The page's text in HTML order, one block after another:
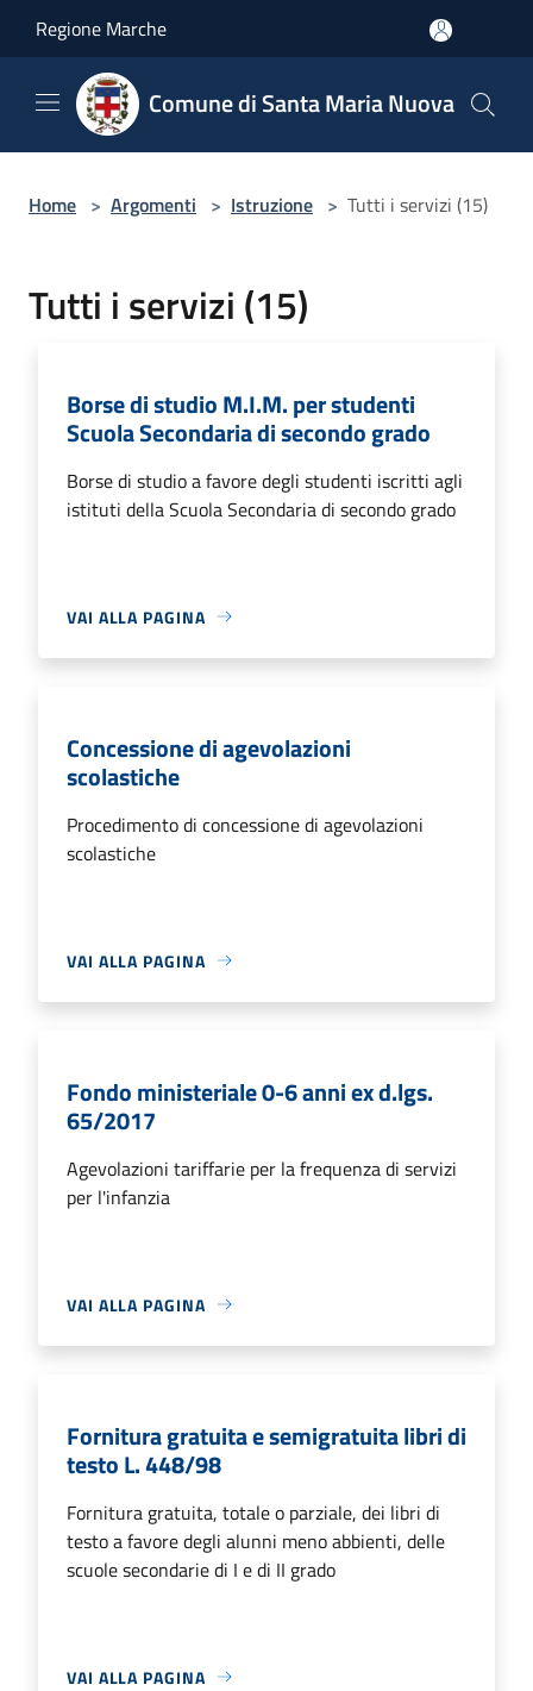
Regione Marche
Comune di Santa Maria Nuova
Home > Argomenti > Istruzione > Tutti i servizi (15)
Tutti i servizi (15)
Borse di studio M.I.M. per studenti
Scuola Secondaria di secondo grado
Borse di studio a favore degli studenti iscritti agli
istituti della Scuola Secondaria di secondo grado
VAI ALLA PAGINA
Concessione di agevolazioni
scolastiche
Procedimento di concessione di agevolazioni
scolastiche
VAI ALLA PAGINA
Fondo ministeriale 0-6 anni ex d.lgs.
65/2017
Agevolazioni tariffarie per la frequenza di servizi
per l'infanzia
VAI ALLA PAGINA
Fornitura gratuita e semigratuita libri di
testo L. 448/98
Fornitura gratuita, totale o parziale, dei libri di
testo a favore degli alunni meno abbienti, delle
scuole secondarie di I e di II grado
VAI ALLA PAGINA